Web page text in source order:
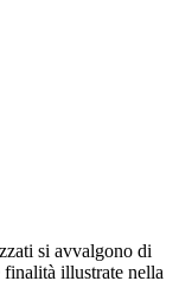
si avvalgono di
illustrate nella